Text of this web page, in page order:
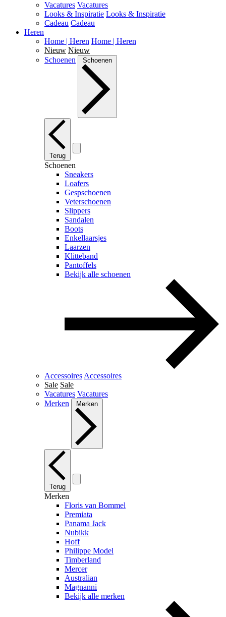
Vacatures Vacatures
Looks & Inspiratie Looks & Inspiratie
Cadeau Cadeau
Heren
Home | Heren Home | Heren
Nieuw Nieuw
Schoenen
Schoenen
Terug
Schoenen
Sneakers
Loafers
Gespschoenen
Veterschoenen
Slippers
Sandalen
Boots
Enkellaarsjes
Laarzen
Klitteband
Pantoffels
Bekijk alle schoenen
Accessoires Accessoires
Sale Sale
Vacatures Vacatures
Merken
Merken
Terug
Merken
Floris van Bommel
Premiata
Panama Jack
Nubikk
Hoff
Philippe Model
Timberland
Mercer
Australian
Magnanni
Bekijk alle merken